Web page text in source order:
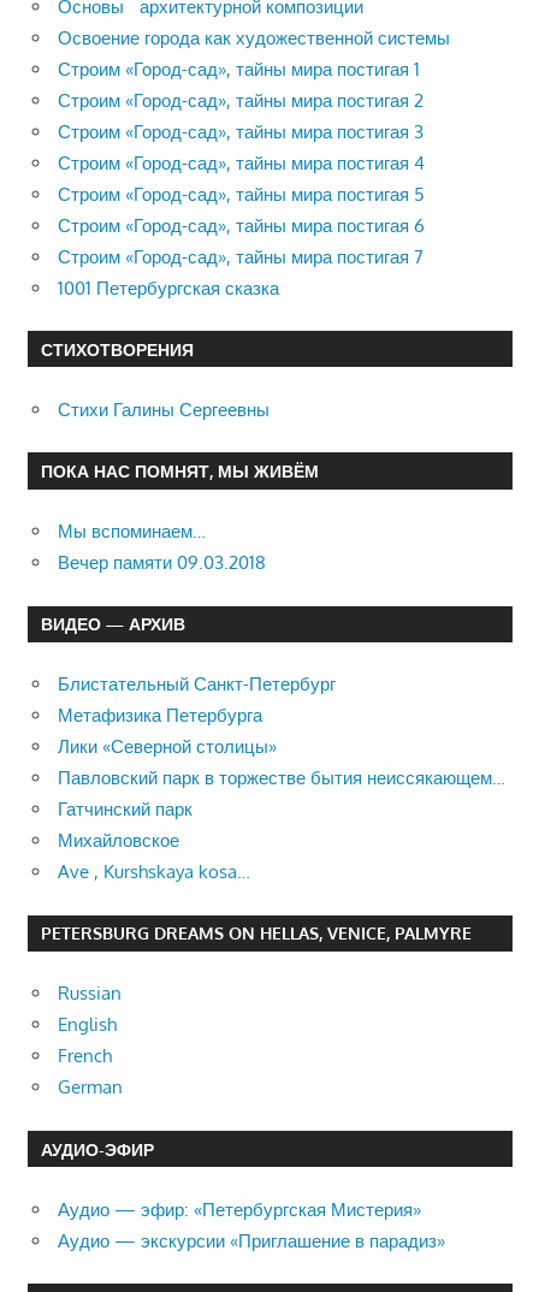
Основы архитектурной композиции
Освоение города как художественной системы
Строим «Город-сад», тайны мира постигая 1
Строим «Город-сад», тайны мира постигая 2
Строим «Город-сад», тайны мира постигая 3
Строим «Город-сад», тайны мира постигая 4
Строим «Город-сад», тайны мира постигая 5
Строим «Город-сад», тайны мира постигая 6
Строим «Город-сад», тайны мира постигая 7
1001 Петербургская сказка
СТИХОТВОРЕНИЯ
Стихи Галины Сергеевны
ПОКА НАС ПОМНЯТ, МЫ ЖИВЁМ
Мы вспоминаем…
Вечер памяти 09.03.2018
ВИДЕО — АРХИВ
Блистательный Санкт-Петербург
Метафизика Петербурга
Лики «Северной столицы»
Павловский парк в торжестве бытия неиссякающем…
Гатчинский парк
Михайловское
Ave , Kurshskaya kosa…
PETERSBURG DREAMS ON HELLAS, VENICE, PALMYRE
Russian
English
French
German
АУДИО-ЭФИР
Аудио — эфир: «Петербургская Мистерия»
Аудио — экскурсии «Приглашение в парадиз»